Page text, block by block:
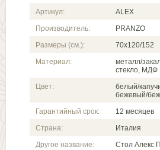
Артикул:
ALEX
Производитель:
PRANZO
Размеры (см.):
70x120/152
Материал:
металл/
стекло, МДФ
Цвет:
белый/
бежевый/
Гарантийный срок:
12 месяцев
Страна:
Италия
Другое название:
Стол Алекс